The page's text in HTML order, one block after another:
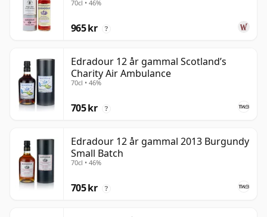
gammal
70cl • 46%
965 kr ?
Edradour 12 år gammal Scotland’s
Charity Air Ambulance
70cl • 46%
705 kr ?
Edradour 12 år gammal 2013 Burgundy
Small Batch
70cl • 46%
705 kr ?